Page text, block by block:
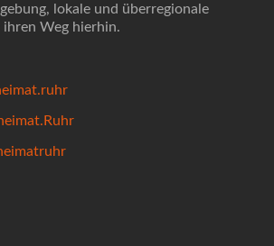
lokale und überregionale
Weg hierhin.